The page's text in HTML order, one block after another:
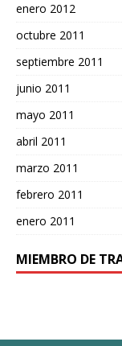
enero 2012
octubre 2011
septiembre 2011
junio 2011
mayo 2011
abril 2011
marzo 2011
febrero 2011
enero 2011
MIEMBRO DE